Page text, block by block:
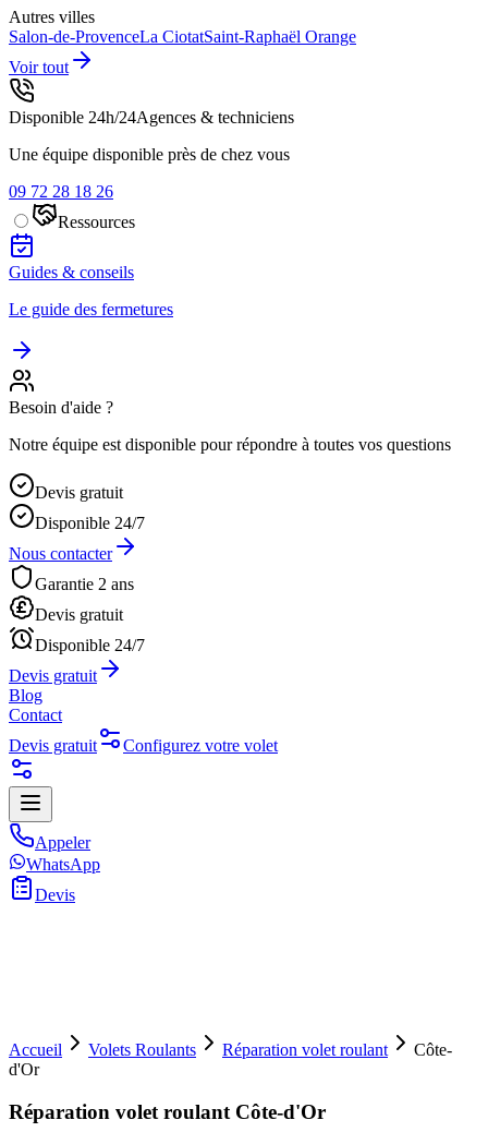
Autres villes
Salon-de-ProvenceLa CiotatSaint-Raphaël Orange
Voir tout
Disponible 24h/24Agences & techniciens
Une équipe disponible près de chez vous
09 72 28 18 26
Ressources
Guides & conseils
Le guide des fermetures
Besoin d'aide ?
Notre équipe est disponible pour répondre à toutes vos questions
Devis gratuit
Disponible 24/7
Nous contacter
Garantie 2 ans
Devis gratuit
Disponible 24/7
Devis gratuit
Blog
Contact
Devis gratuit
Configurez votre volet
Appeler
WhatsApp
Devis
Accueil Volets Roulants Réparation volet roulant
Côte-
d'Or
Réparation volet roulant Côte-d'Or